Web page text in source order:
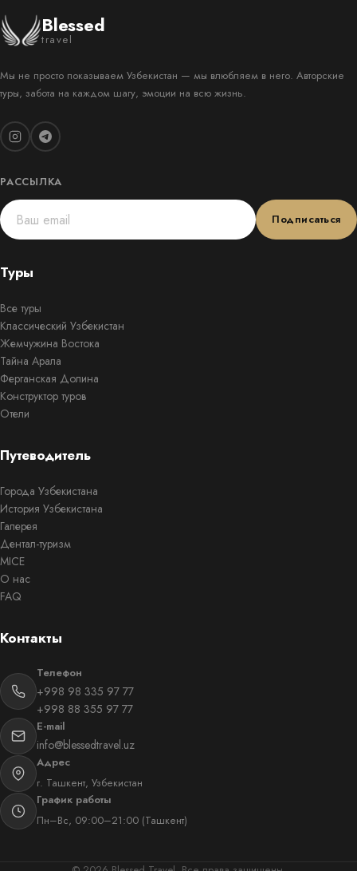
Blessed
travel
Мы не просто показываем Узбекистан — мы влюбляем в него. Авторские
туры, забота на каждом шагу, эмоции на всю жизнь.
РАССЫЛКА
Подписаться
Туры
Все туры
Классический Узбекистан
Жемчужина Востока
Тайна Арала
Ферганская Долина
Конструктор туров
Отели
Путеводитель
Города Узбекистана
История Узбекистана
Галерея
Дентал-туризм
MICE
О нас
FAQ
Контакты
Телефон
+998 98 335 97 77
+998 88 355 97 77
E-mail
info@blessedtravel.uz
Адрес
г. Ташкент, Узбекистан
График работы
Пн–Вс, 09:00–21:00 (Ташкент)